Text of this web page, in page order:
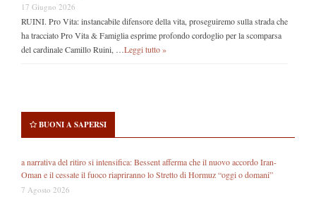
17 Giugno 2026
RUINI. Pro Vita: instancabile difensore della vita, proseguiremo sulla strada che
ha tracciato Pro Vita & Famiglia esprime profondo cordoglio per la scomparsa
del cardinale Camillo Ruini, … Leggi tutto »
BUONI A SAPERSI
a narrativa del ritiro si intensifica: Bessent afferma che il nuovo accordo Iran-
Oman e il cessate il fuoco riapriranno lo Stretto di Hormuz “oggi o domani”
7 Agosto 2026